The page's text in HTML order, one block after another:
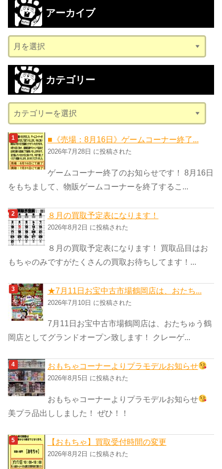
アーカイブ
ー
カ
ブ
カテゴリー
テ
ゴ
リ
ー
■《売場：8月16日》ゲームコーナー終了...
2026年7月28日 に投稿された
ゲームコーナー終了のお知らせです！ 8月16日
をもちまして、物販ゲームコーナーを終了するこ...
８月の買取予定表になります！
2026年8月2日 に投稿された
８月の買取予定表になります！ 買取品目はお
もちゃのみですがたくさんの買取お待ちしてます！...
★7月11日お宝中古市場鶴岡店は、おたち...
2026年7月10日 に投稿された
7月11日お宝中古市場鶴岡店は、おたちゅう鶴
岡店としてグランドオープン致します！ クレーゲ...
おもちゃコーナーよりプラモデルお知らせ
2026年8月5日 に投稿された
おもちゃコーナーよりプラモデルお知らせ
美プラ品出ししました！ ぜひ！！
【おもちゃ】買取受付時間の変更
2026年8月2日 に投稿された